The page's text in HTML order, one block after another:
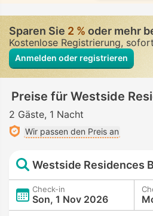
Sparen Sie2 %oder mehr
Kostenlose Registrierung, sofort
Anmelden oder registrieren
Preise für Westside
2 Gäste 1 Nacht
Wir passen den Preis an
Westside Residences
Check-in
Son, 1 Nov 2026